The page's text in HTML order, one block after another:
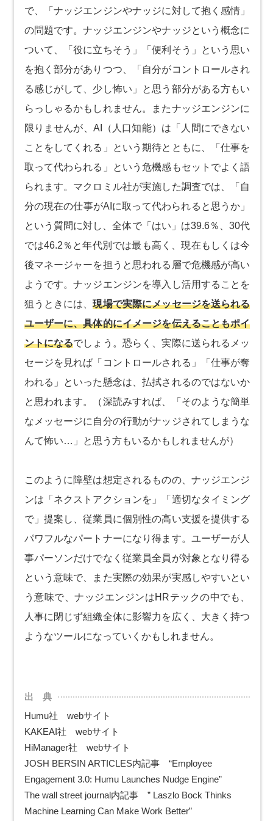
で、「ナッジエンジンやナッジに対して抱く感情」
の問題です。ナッジエンジンやナッジという概念に
ついて、「役に立ちそう」「便利そう」という思い
を抱く部分がありつつ、「自分がコントロールされ
る感じがして、少し怖い」と思う部分がある方もい
らっしゃるかもしれません。またナッジエンジンに
限りませんが、AI（人口知能）は「人間にできない
ことをしてくれる」という期待とともに、「仕事を
取って代わられる」という危機感もセットでよく語
られます。マクロミル社が実施した調査では、「自
分の現在の仕事がAIに取って代わられると思うか」
という質問に対し、全体で「はい」は39.6％、30代
では46.2％と年代別では最も高く、現在もしくは今
後マネージャーを担うと思われる層で危機感が高い
ようです。ナッジエンジンを導入し活用することを
狙うときには、現場で実際にメッセージを送られる
ユーザーに、具体的にイメージを伝えることもポイ
ントになるでしょう。恐らく、実際に送られるメッ
セージを見れば「コントロールされる」「仕事が奪
われる」といった懸念は、払拭されるのではないか
と思われます。（深読みすれば、「そのような簡単
なメッセージに自分の行動がナッジされてしまうな
んて怖い…」と思う方もいるかもしれませんが）
このように障壁は想定されるものの、ナッジエンジ
ンは「ネクストアクションを」「適切なタイミング
で」提案し、従業員に個別性の高い支援を提供する
パワフルなパートナーになり得ます。ユーザーが人
事パーソンだけでなく従業員全員が対象となり得る
という意味で、また実際の効果が実感しやすいとい
う意味で、ナッジエンジンはHRテックの中でも、
人事に閉じず組織全体に影響力を広く、大きく持つ
ようなツールになっていくかもしれません。
出 典
Humu社 webサイト
KAKEAI社 webサイト
HiManager社 webサイト
JOSH BERSIN ARTICLES内記事 “Employee
Engagement 3.0: Humu Launches Nudge Engine”
The wall street journal内記事 ” Laszlo Bock Thinks
Machine Learning Can Make Work Better”